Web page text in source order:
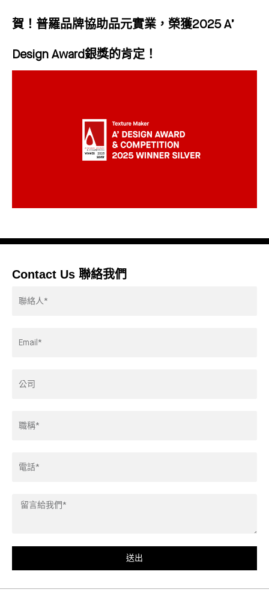
賀！普羅品牌協助品元實業，榮獲2025 A’
Design Award銀獎的肯定！
Contact Us 聯絡我們
Address*
Leave
message*
送出